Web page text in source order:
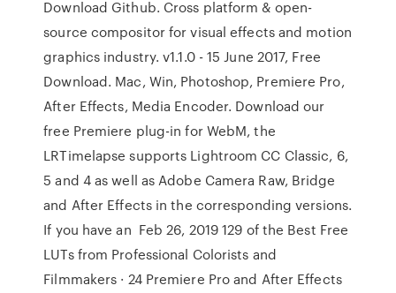
Download Github. Cross platform & open-
source compositor for visual effects and motion
graphics industry. v1.1.0 - 15 June 2017, Free
Download. Mac, Win, Photoshop, Premiere Pro,
After Effects, Media Encoder. Download our
free Premiere plug-in for WebM, the
LRTimelapse supports Lightroom CC Classic, 6,
5 and 4 as well as Adobe Camera Raw, Bridge
and After Effects in the corresponding versions.
If you have an Feb 26, 2019 129 of the Best Free
LUTs from Professional Colorists and
Filmmakers · 24 Premiere Pro and After Effects